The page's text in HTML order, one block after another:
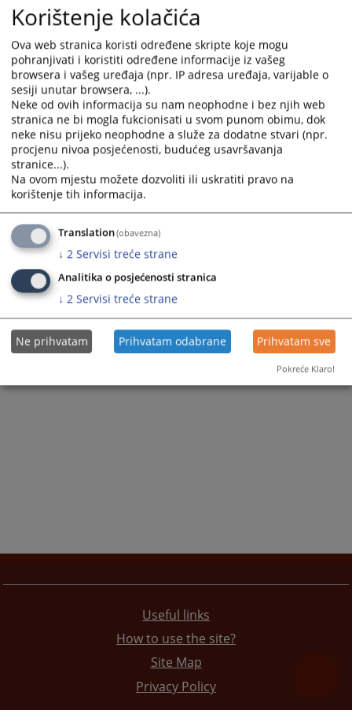
kvalifikacionog testiranja počev od25. avgusta 2022. godine
Shodno odredbama Pravilnika o kvalifikacionom i pismenom
testiranju kandidata za pozicije nosilaca pravosudnih funkcija u
Bosni i Hercegovini („Službeni glasnik BiH“ broj 78/14,45/15,
48/16, 12/18, 51/18, 12/21, 64/21) kandidati će biti obaviješteni o
održavanju kvalifikacionog testiranja najmanjesedamdana prije
održavanja testiranja.
You are reading an article on: Bosanski jezik
14054
Useful links
How to use the site?
Site Map
Privacy Policy
Korištenje kolačića
Ova web stranica koristi određene skripte koje mogu
pohranjivati i koristiti određene informacije iz vašeg
browsera i vašeg uređaja (npr. IP adresa uređaja, varijable o
sesiji unutar browsera, ...).
Neke od ovih informacija su nam neophodne i bez njih web
stranica ne bi mogla fukcionisati u svom punom obimu, dok
neke nisu prijeko neophodne a služe za dodatne stvari (npr.
procjenu nivoa posjećenosti, budućeg usavršavanja
stranice...).
Na ovom mjestu možete dozvoliti ili uskratiti pravo na
korištenje tih informacija.
Translation(obavezna)
↓ 2 Servisi treće strane
Analitika o posjećenosti stranica
↓ 2 Servisi treće strane
Ne prihvatam Prihvatam odabrane Prihvatam sve
Pokreće Klaro!